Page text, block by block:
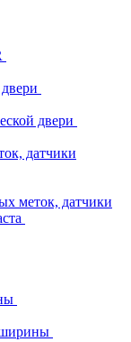
двери
датчики
меток, датчики